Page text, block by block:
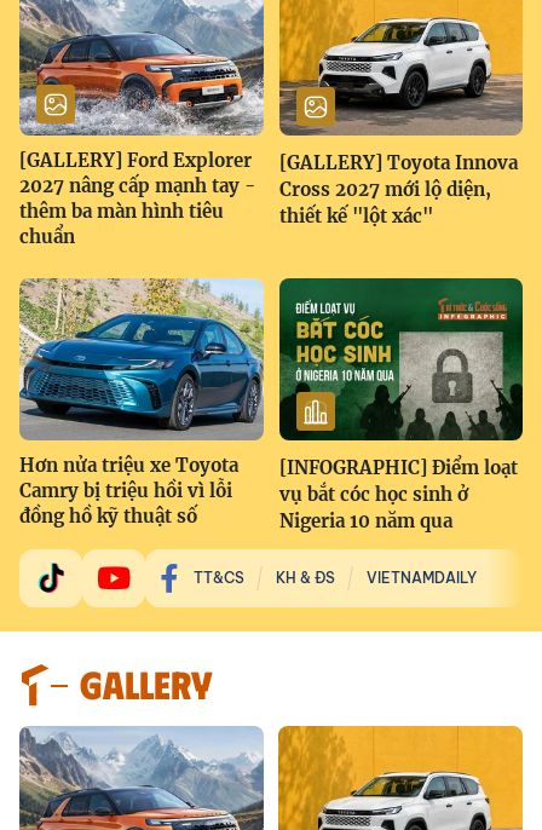
[GALLERY] Ford Explorer
2027 nâng cấp mạnh tay -
thêm ba màn hình tiêu
chuẩn
[GALLERY] Toyota Innova
Cross 2027 mới lộ diện,
thiết kế "lột xác"
Hơn nửa triệu xe Toyota
Camry bị triệu hồi vì lỗi
đồng hồ kỹ thuật số
[INFOGRAPHIC] Điểm loạt
vụ bắt cóc học sinh ở
Nigeria 10 năm qua
TT&CS KH & ĐS VIETNAMDAILY
GALLERY